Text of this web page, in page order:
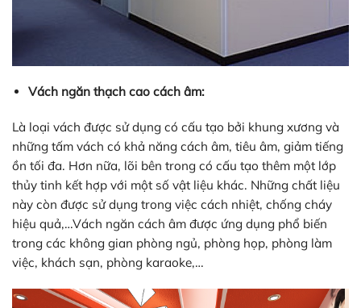
Vách ngăn thạch cao cách âm:
Là loại vách được sử dụng có cấu tạo bởi khung xương và
những tấm vách có khả năng cách âm, tiêu âm, giảm tiếng
ồn tối đa. Hơn nữa, lõi bên trong có cấu tạo thêm một lớp
thủy tinh kết hợp với một số vật liệu khác. Những chất liệu
này còn được sử dụng trong việc cách nhiệt, chống cháy
hiệu quả,…Vách ngăn cách âm được ứng dụng phổ biến
trong các không gian phòng ngủ, phòng họp, phòng làm
việc, khách sạn, phòng karaoke,…